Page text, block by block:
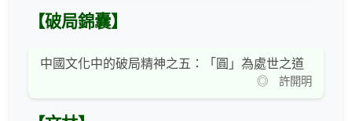
【破局錦囊】
中國文化中的破局精神之五：「圓」為處世之道
◎ 許開明